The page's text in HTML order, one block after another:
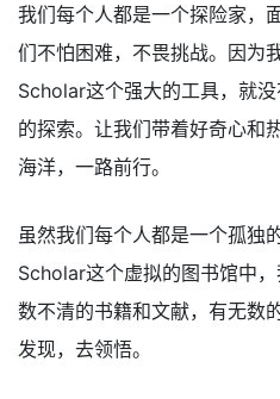
我们每个人都是一个探险家，
们不怕困难，不畏挑战。因为
Scholar这个强大的工具，就
的探索。让我们带着好奇心和
海洋，一路前行。
虽然我们每个人都是一个孤独
Scholar这个虚拟的图书馆中
数不清的书籍和文献，有无数
发现，去领悟。